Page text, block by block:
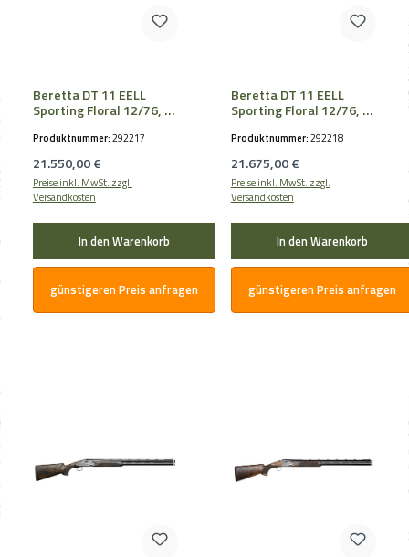
Beretta DT 11 EELL
Sporting Floral 12/76, LL
Produktnummer:292217
Regulärer Preis:
21.550,00 €
Preise inkl. MwSt. zzgl.
Versandkosten
In den Warenkorb
günstigeren Preis anfragen
Beretta DT 11 EELL
Sporting Floral 12/76, LL
Produktnummer:292218
Regulärer Preis:
21.675,00 €
Preise inkl. MwSt. zzgl.
Versandkosten
In den Warenkorb
günstigeren Preis anfragen